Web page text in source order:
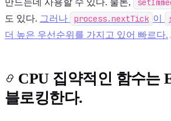
만드는데 사용할 수 있다. 물론,
도 있다. 그러나 process.nextTick 이
더 높은 우선순위를 가지고 있어 빠르다.
CPU 집약적인 함수는
블로킹한다.